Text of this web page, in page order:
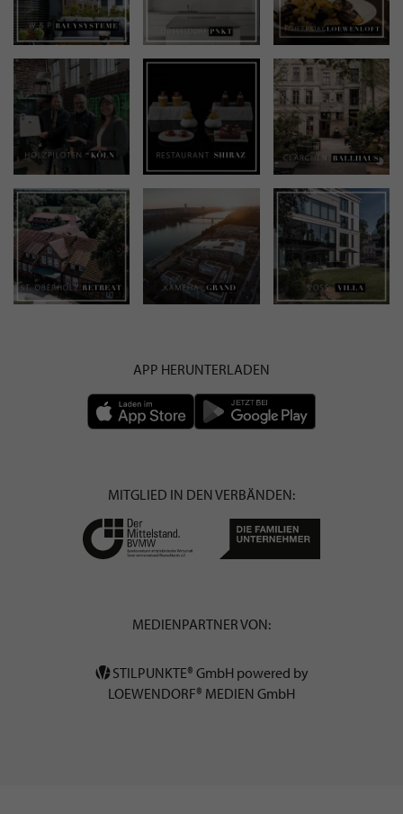
APP HERUNTERLADEN
MITGLIED IN DEN VERBÄNDEN:
MEDIENPARTNER VON:
STILPUNKTE® GmbH powered by
LOEWENDORF® MEDIEN GmbH